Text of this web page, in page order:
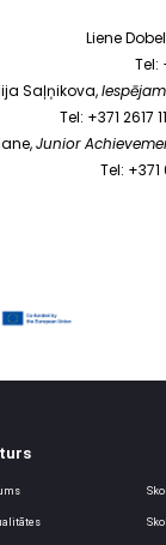
Liene
Tel:
Saļņikova,
Tel: +371 2617
Junior
Tel: